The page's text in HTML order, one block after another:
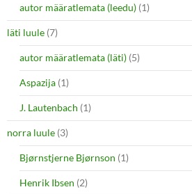
autor määratlemata (leedu) (1)
läti luule (7)
autor määratlemata (läti) (5)
Aspazija (1)
J. Lautenbach (1)
norra luule (3)
Bjørnstjerne Bjørnson (1)
Henrik Ibsen (2)